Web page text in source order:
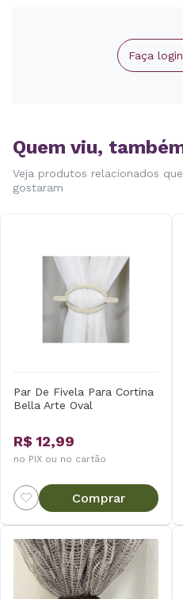
Faça
Quem viu,
Veja produtos relacionados
gostaram
Par De Fivela Para Cortina
Bella Arte Oval
R$ 12,99
no PIX ou no cartão
Comprar